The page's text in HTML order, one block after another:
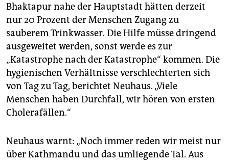
Bhaktapur nahe der Hauptstadt hätten derzeit
nur 20 Prozent der Menschen Zugang zu
sauberem Trinkwasser. Die Hilfe müsse dringend
ausgeweitet werden, sonst werde es zur
„Katastrophe nach der Katastrophe“ kommen. Die
hygienischen Verhältnisse verschlechterten sich
von Tag zu Tag, berichtet Neuhaus. „Viele
Menschen haben Durchfall, wir hören von ersten
Cholerafällen.“
Neuhaus warnt: „Noch immer reden wir meist nur
über Kathmandu und das umliegende Tal. Aus